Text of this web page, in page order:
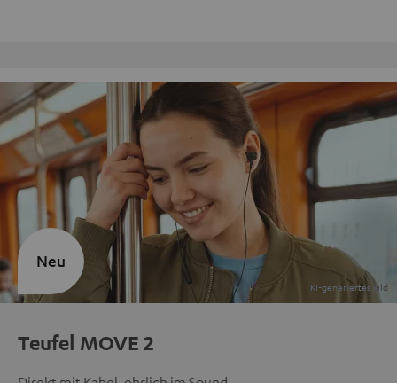
Teufel MOVE 2
Neu